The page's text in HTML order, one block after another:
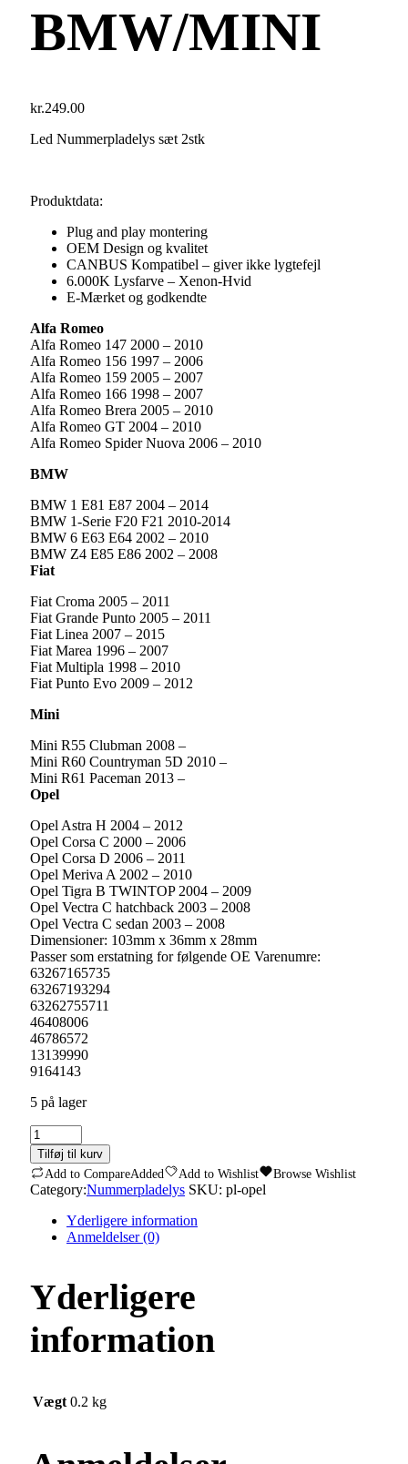
BMW/MINI
kr.249.00
Led Nummerpladelys sæt 2stk
Produktdata:
Plug and play montering
OEM Design og kvalitet
CANBUS Kompatibel – giver ikke lygtefejl
6.000K Lysfarve – Xenon-Hvid
E-Mærket og godkendte
Alfa Romeo
Alfa Romeo 147 2000 – 2010
Alfa Romeo 156 1997 – 2006
Alfa Romeo 159 2005 – 2007
Alfa Romeo 166 1998 – 2007
Alfa Romeo Brera 2005 – 2010
Alfa Romeo GT 2004 – 2010
Alfa Romeo Spider Nuova 2006 – 2010
BMW
BMW 1 E81 E87 2004 – 2014
BMW 1-Serie F20 F21 2010-2014
BMW 6 E63 E64 2002 – 2010
BMW Z4 E85 E86 2002 – 2008
Fiat
Fiat Croma 2005 – 2011
Fiat Grande Punto 2005 – 2011
Fiat Linea 2007 – 2015
Fiat Marea 1996 – 2007
Fiat Multipla 1998 – 2010
Fiat Punto Evo 2009 – 2012
Mini
Mini R55 Clubman 2008 –
Mini R60 Countryman 5D 2010 –
Mini R61 Paceman 2013 –
Opel
Opel Astra H 2004 – 2012
Opel Corsa C 2000 – 2006
Opel Corsa D 2006 – 2011
Opel Meriva A 2002 – 2010
Opel Tigra B TWINTOP 2004 – 2009
Opel Vectra C hatchback 2003 – 2008
Opel Vectra C sedan 2003 – 2008
Dimensioner: 103mm x 36mm x 28mm
Passer som erstatning for følgende OE Varenumre:
63267165735
63267193294
63262755711
46408006
46786572
13139990
9164143
5 på lager
Led
Nummerpladelys
Opel.
Fiat.
Alfa
Romeo.
BMW/MINI
quantity
Tilføj til kurv
Add to CompareAdded Add to Wishlist Browse Wishlist
Category:Nummerpladelys SKU: pl-opel
Yderligere information
Anmeldelser (0)
Yderligere
information
Vægt 0.2 kg